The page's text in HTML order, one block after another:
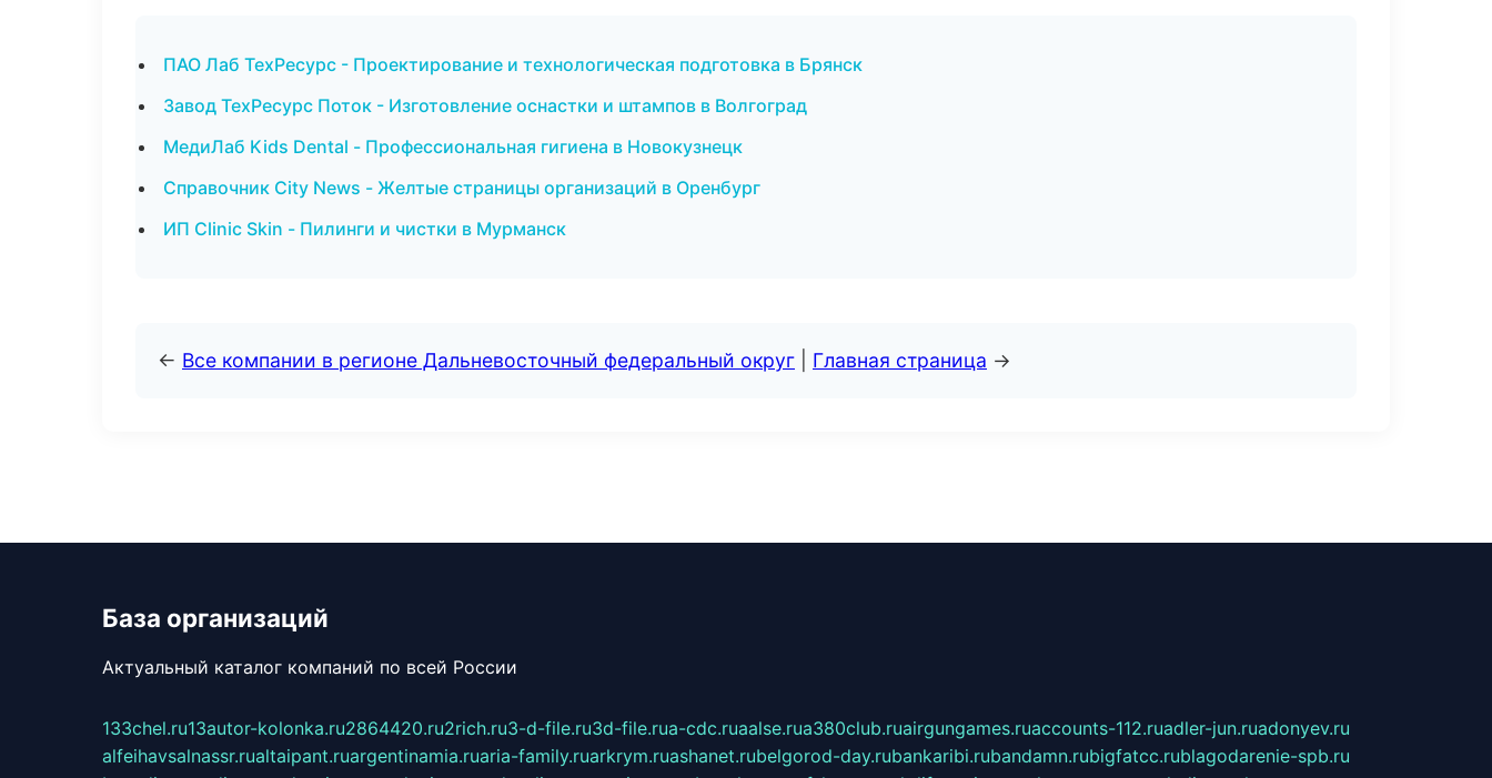
ПАО Лаб ТехРесурс - Проектирование и технологическая подготовка в Брянск
Завод ТехРесурс Поток - Изготовление оснастки и штампов в Волгоград
МедиЛаб Kids Dental - Профессиональная гигиена в Новокузнецк
Справочник City News - Желтые страницы организаций в Оренбург
ИП Clinic Skin - Пилинги и чистки в Мурманск
← Все компании в регионе Дальневосточный федеральный округ Главная страница →
База организаций
Актуальный каталог компаний по всей России
133chel.ru13autor-kolonka.ru2864420.ru2rich.ru3-d-file.ru3d-file.rua-cdc.ruaalse.rua380club.ruairgungames.ruaccounts-112.ruadler-jun.ruadonyev.ru
alfeihavsalnassr.rualtaipant.ruargentinamia.ruaria-family.ruarkrym.ruashanet.rubelgorod-day.rubankaribi.rubandamn.rubigfatcc.rublagodarenie-spb.ru